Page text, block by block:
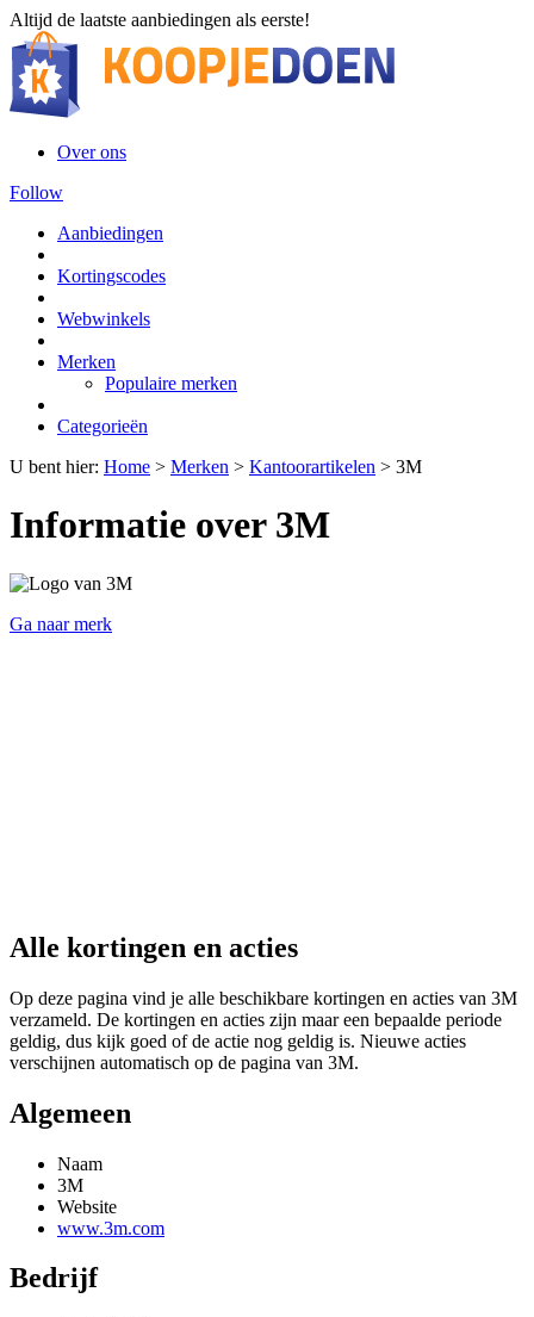
Altijd de laatste aanbiedingen als eerste!
Over ons
Follow
Aanbiedingen
Kortingscodes
Webwinkels
Merken
Populaire merken
Categorieën
U bent hier: Home > Merken > Kantoorartikelen > 3M
Informatie over 3M
Ga naar merk
Alle kortingen en acties
Op deze pagina vind je alle beschikbare kortingen en acties van 3M
verzameld. De kortingen en acties zijn maar een bepaalde periode
geldig, dus kijk goed of de actie nog geldig is. Nieuwe acties
verschijnen automatisch op de pagina van 3M.
Algemeen
Naam
3M
Website
www.3m.com
Bedrijf